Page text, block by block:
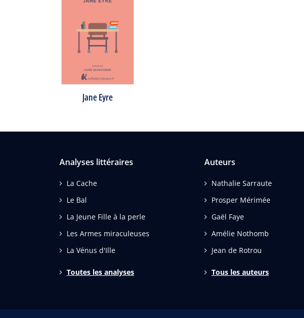
Jane Eyre
Analyses littéraires
La Cache
Le Bal
La Jeune Fille à la perle
Les Armes miraculeuses
La Vénus d'Ille
Toutes les analyses
Auteurs
Nathalie Sarraute
Prosper Mérimée
Gaël Faye
Amélie Nothomb
Jean de Rotrou
Tous les auteurs